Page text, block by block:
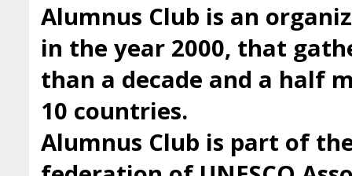
Alumnus Club is an
in the year 2000, that
than a decade and a half
10 countries.
Alumnus Club is part of